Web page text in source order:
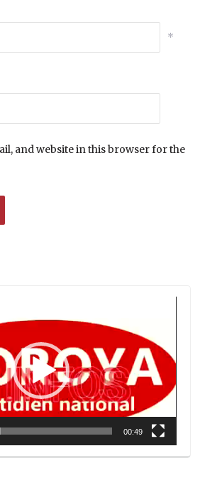
*
and website in this browser for the
00:49